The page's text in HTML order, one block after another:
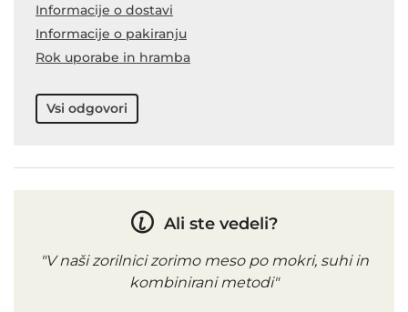
Informacije o dostavi
Informacije o pakiranju
Rok uporabe in hramba
Vsi odgovori
Ali ste vedeli?
"V naši zorilnici zorimo meso po mokri, suhi in
kombinirani metodi"